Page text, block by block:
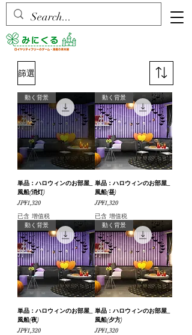
篩選
動く背景
単品：ハロウィンのお部屋_
風船(消灯)
價格
JP¥1,320
已含 增值税
動く背景
単品：ハロウィンのお部屋_
風船(昼)
價格
JP¥1,320
已含 增值税
動く背景
単品：ハロウィンのお部屋_
風船(夜)
價格
JP¥1,320
動く背景
単品：ハロウィンのお部屋_
風船(夕方)
價格
JP¥1,320